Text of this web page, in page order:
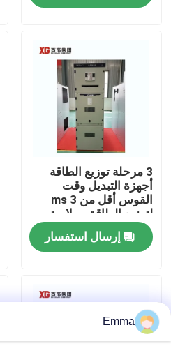
جولة في المعمل
مراقبة الجودة
اتصل بنا
اطلب اقتباس
SF6 تبديل كسر الحمل
مفاتيح توزيع الطاقة
3 مرحلة توزيع الطاقة
أجهزة التبديل وقت
القوس أقل من 3 ms
لتوزيع الطاقة بسلاسة
إرسال استفسار
Emma